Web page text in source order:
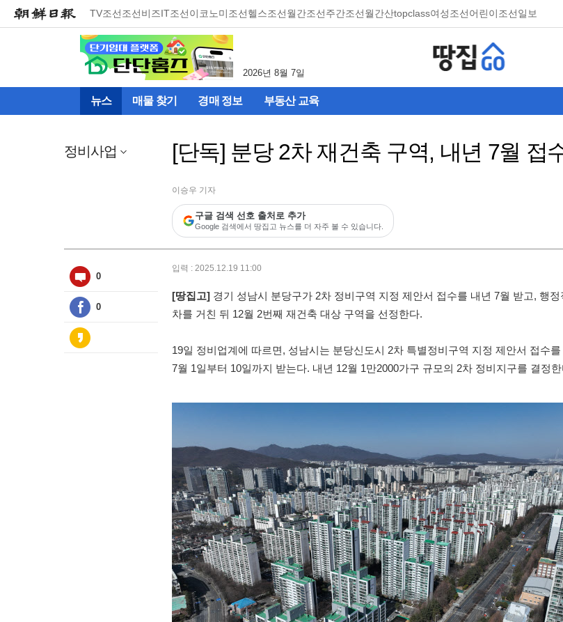
TV조선조선비즈IT조선이코노미조선헬스조선월간조선주간조선월간산topclass여성조선어린이조선일보
2026년 8월 7일
뉴스 매물 찾기 경매 정보 부동산 교육
정비사업 [단독] 분당 2차 재건축 구역, 내년 7월 접
이승우 기자
구글 검색 선호 출처로 추가
Google 검색에서 땅집고 뉴스를 더 자주 볼 수 있습니다.
0
0
입력 : 2025.12.19 11:00
[땅집고] 경기 성남시 분당구가 2차 정비구역 지정 제안서 접수를 내년 7월 받고, 행정
차를 거친 뒤 12월 2번째 재건축 대상 구역을 선정한다.
19일 정비업계에 따르면, 성남시는 분당신도시 2차 특별정비구역 지정 제안서 접수를
7월 1일부터 10일까지 받는다. 내년 12월 1만2000가구 규모의 2차 정비지구를 결정한